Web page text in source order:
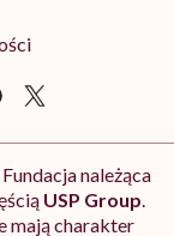
należąca
USP Group
mają charakter